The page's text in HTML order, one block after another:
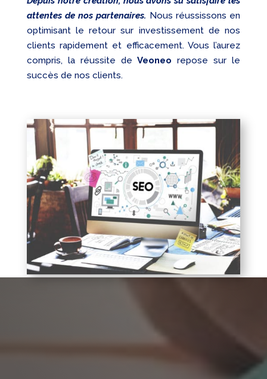
attentes de nos partenaires. Nous réussissons en
optimisant le retour sur investissement de nos
clients rapidement et efficacement. Vous l’aurez
compris, la réussite deVeoneo repose sur le
succès de nos clients.